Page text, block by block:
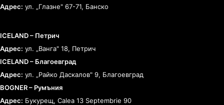
Адрес: ул. „Глазне" 67-71, Банско
ICELAND – Петрич
Адрес: ул. „Ванга" 18, Петрич
ICELAND – Благоевград
Адрес: ул. „Райко Даскалов" 9, Благоевград
BOGNER – Румъния
Адрес: Букурещ, Calea 13 Septembrie 90